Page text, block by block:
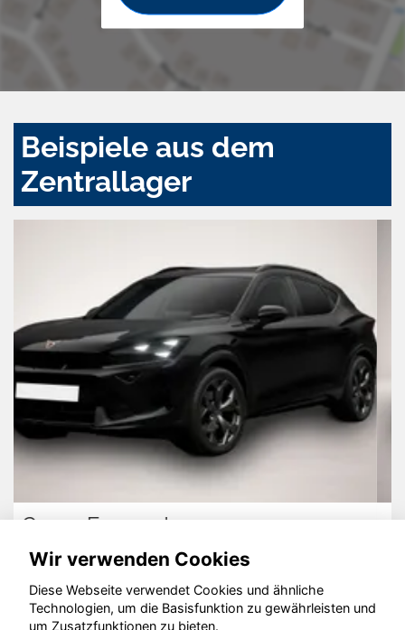
Beispiele aus dem
Zentrallager
Peugeot Partner
Wir verwenden Cookies
Diese Webseite verwendet Cookies und ähnliche
Technologien, um die Basisfunktion zu gewährleisten und
um Zusatzfunktionen zu bieten.